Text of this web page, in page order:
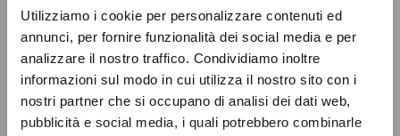
Utilizziamo i cookie per personalizzare contenuti ed
annunci, per fornire funzionalità dei social media e per
analizzare il nostro traffico. Condividiamo inoltre
informazioni sul modo in cui utilizza il nostro sito con i
nostri partner che si occupano di analisi dei dati web,
pubblicità e social media, i quali potrebbero combinarle
governo italiano anche riguardo alla legge che
vieta la carne coltivata, approvata prima della
fine del periodo distandstill, come attestato
dallaCommissione europeail 29 gennaio 2024.